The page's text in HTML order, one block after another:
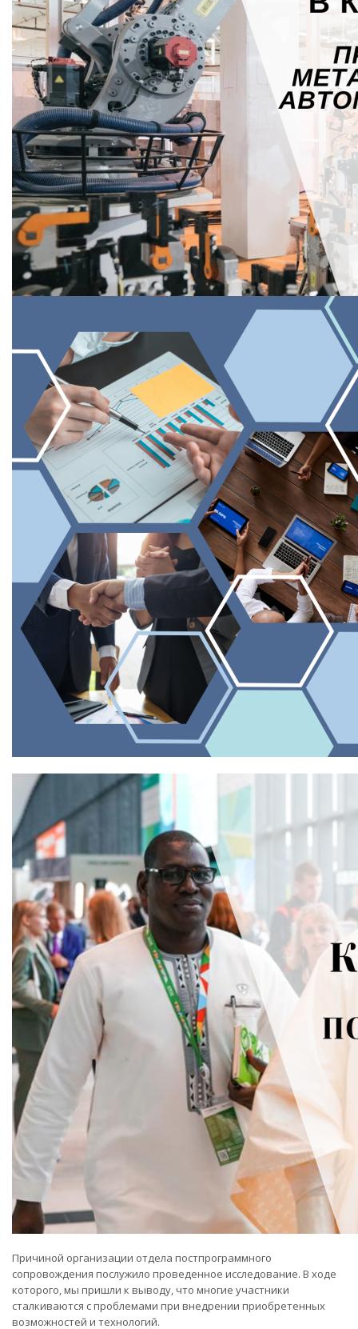
Причиной организации отдела постпрограммного
сопровождения послужило проведенное исследование. В ходе
которого, мы пришли к выводу, что многие участники
сталкиваются с проблемами при внедрении приобретенных
возможностей и технологий.